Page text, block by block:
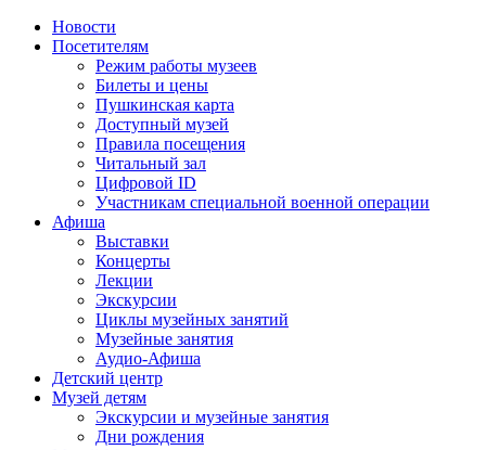
Новости
Посетителям
Режим работы музеев
Билеты и цены
Пушкинская карта
Доступный музей
Правила посещения
Читальный зал
Цифровой ID
Участникам специальной военной операции
Афиша
Выставки
Концерты
Лекции
Экскурсии
Циклы музейных занятий
Музейные занятия
Аудио-Афиша
Детский центр
Музей детям
Экскурсии и музейные занятия
Дни рождения